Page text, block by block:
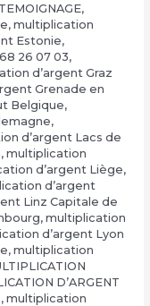
,
, multiplication
Estonie,
26 07 03,
d’argent Graz
Grenade en
Belgique,
,
d’argent Lacs de
, multiplication
d’argent Liège,
d’argent
Linz Capitale de
, multiplication
d’argent Lyon
, multiplication
D’ARGENT
, multiplication